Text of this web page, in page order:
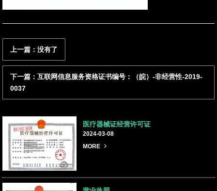
上一篇：没有了
下一篇：互联网信息服务资格证书编号：（皖）-非经营性-2019-
0037
医疗器械证经营许可证
2024-03-08
MORE